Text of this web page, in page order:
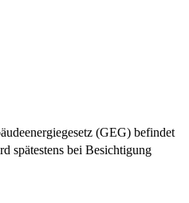
(GEG) befindet
spätestens bei Besichtigung